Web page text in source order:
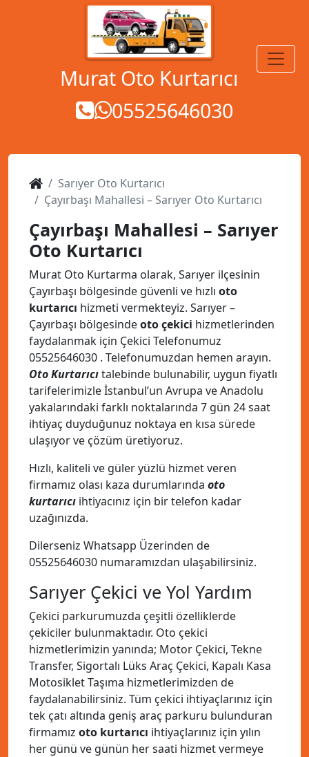
Murat Oto Kurtarıcı
05525646030
MENÜ
Sarıyer Oto Kurtarıcı
Çayırbaşı Mahallesi – Sarıyer Oto Kurtarıcı
Çayırbaşı Mahallesi – Sarıyer
Oto Kurtarıcı
Murat Oto Kurtarma olarak, Sarıyer ilçesinin
Çayırbaşı bölgesinde güvenli ve hızlı oto
kurtarıcı hizmeti vermekteyiz. Sarıyer –
Çayırbaşı bölgesindeoto çekici hizmetlerinden
faydalanmak için Çekici Telefonumuz
05525646030 . Telefonumuzdan hemen arayın.
Oto Kurtarıcıtalebinde bulunabilir, uygun fiyatlı
tarifelerimizle İstanbul’un Avrupa ve Anadolu
yakalarındaki farklı noktalarında 7 gün 24 saat
ihtiyaç duyduğunuz noktaya en kısa sürede
ulaşıyor ve çözüm üretiyoruz.
Hızlı, kaliteli ve güler yüzlü hizmet veren
firmamız olası kaza durumlarında oto
kurtarıcı ihtiyacınız için bir telefon kadar
uzağınızda.
Dilerseniz Whatsapp Üzerinden de
05525646030 numaramızdan ulaşabilirsiniz.
Sarıyer Çekici ve Yol Yardım
Çekici parkurumuzda çeşitli özelliklerde
çekiciler bulunmaktadır. Oto çekici
hizmetlerimizin yanında; Motor Çekici, Tekne
Transfer, Sigortalı Lüks Araç Çekici, Kapalı Kasa
Motosiklet Taşıma hizmetlerimizden de
faydalanabilirsiniz. Tüm çekici ihtiyaçlarınız için
tek çatı altında geniş araç parkuru bulunduran
firmamız oto kurtarıcı ihtiyaçlarınız için yılın
her günü ve günün her saati hizmet vermeye